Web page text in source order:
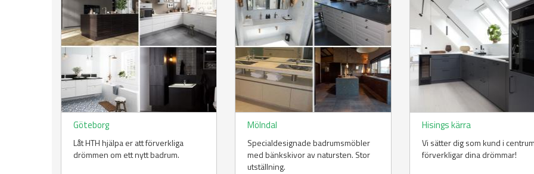
Göteborg
Låt HTH hjälpa er att förverkliga
drömmen om ett nytt badrum.
Mölndal
Specialdesignade badrumsmöbler
med bänkskivor av natursten. Stor
utställning.
Hisings kärra
Vi sätter dig som kund i
förverkligar dina drömmar!